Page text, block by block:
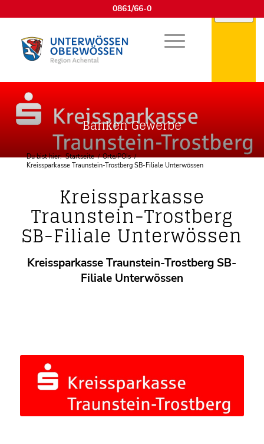
0861/66-0
Du bist hier: Startseite / Orte/POIs /
Kreissparkasse Traunstein-Trostberg SB-Filiale Unterwössen
Banken Gewerbe
Kreissparkasse
Traunstein-Trostberg
SB-Filiale Unterwössen
Kreissparkasse Traunstein-Trostberg SB-
Filiale Unterwössen